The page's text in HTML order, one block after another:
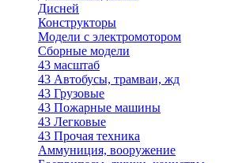
Дисней
Конструкторы
Модели с электромотором
Сборные модели
43 масштаб
43 Автобусы, трамваи, жд
43 Грузовые
43 Пожарные машины
43 Легковые
43 Прочая техника
Аммуниция, вооружение